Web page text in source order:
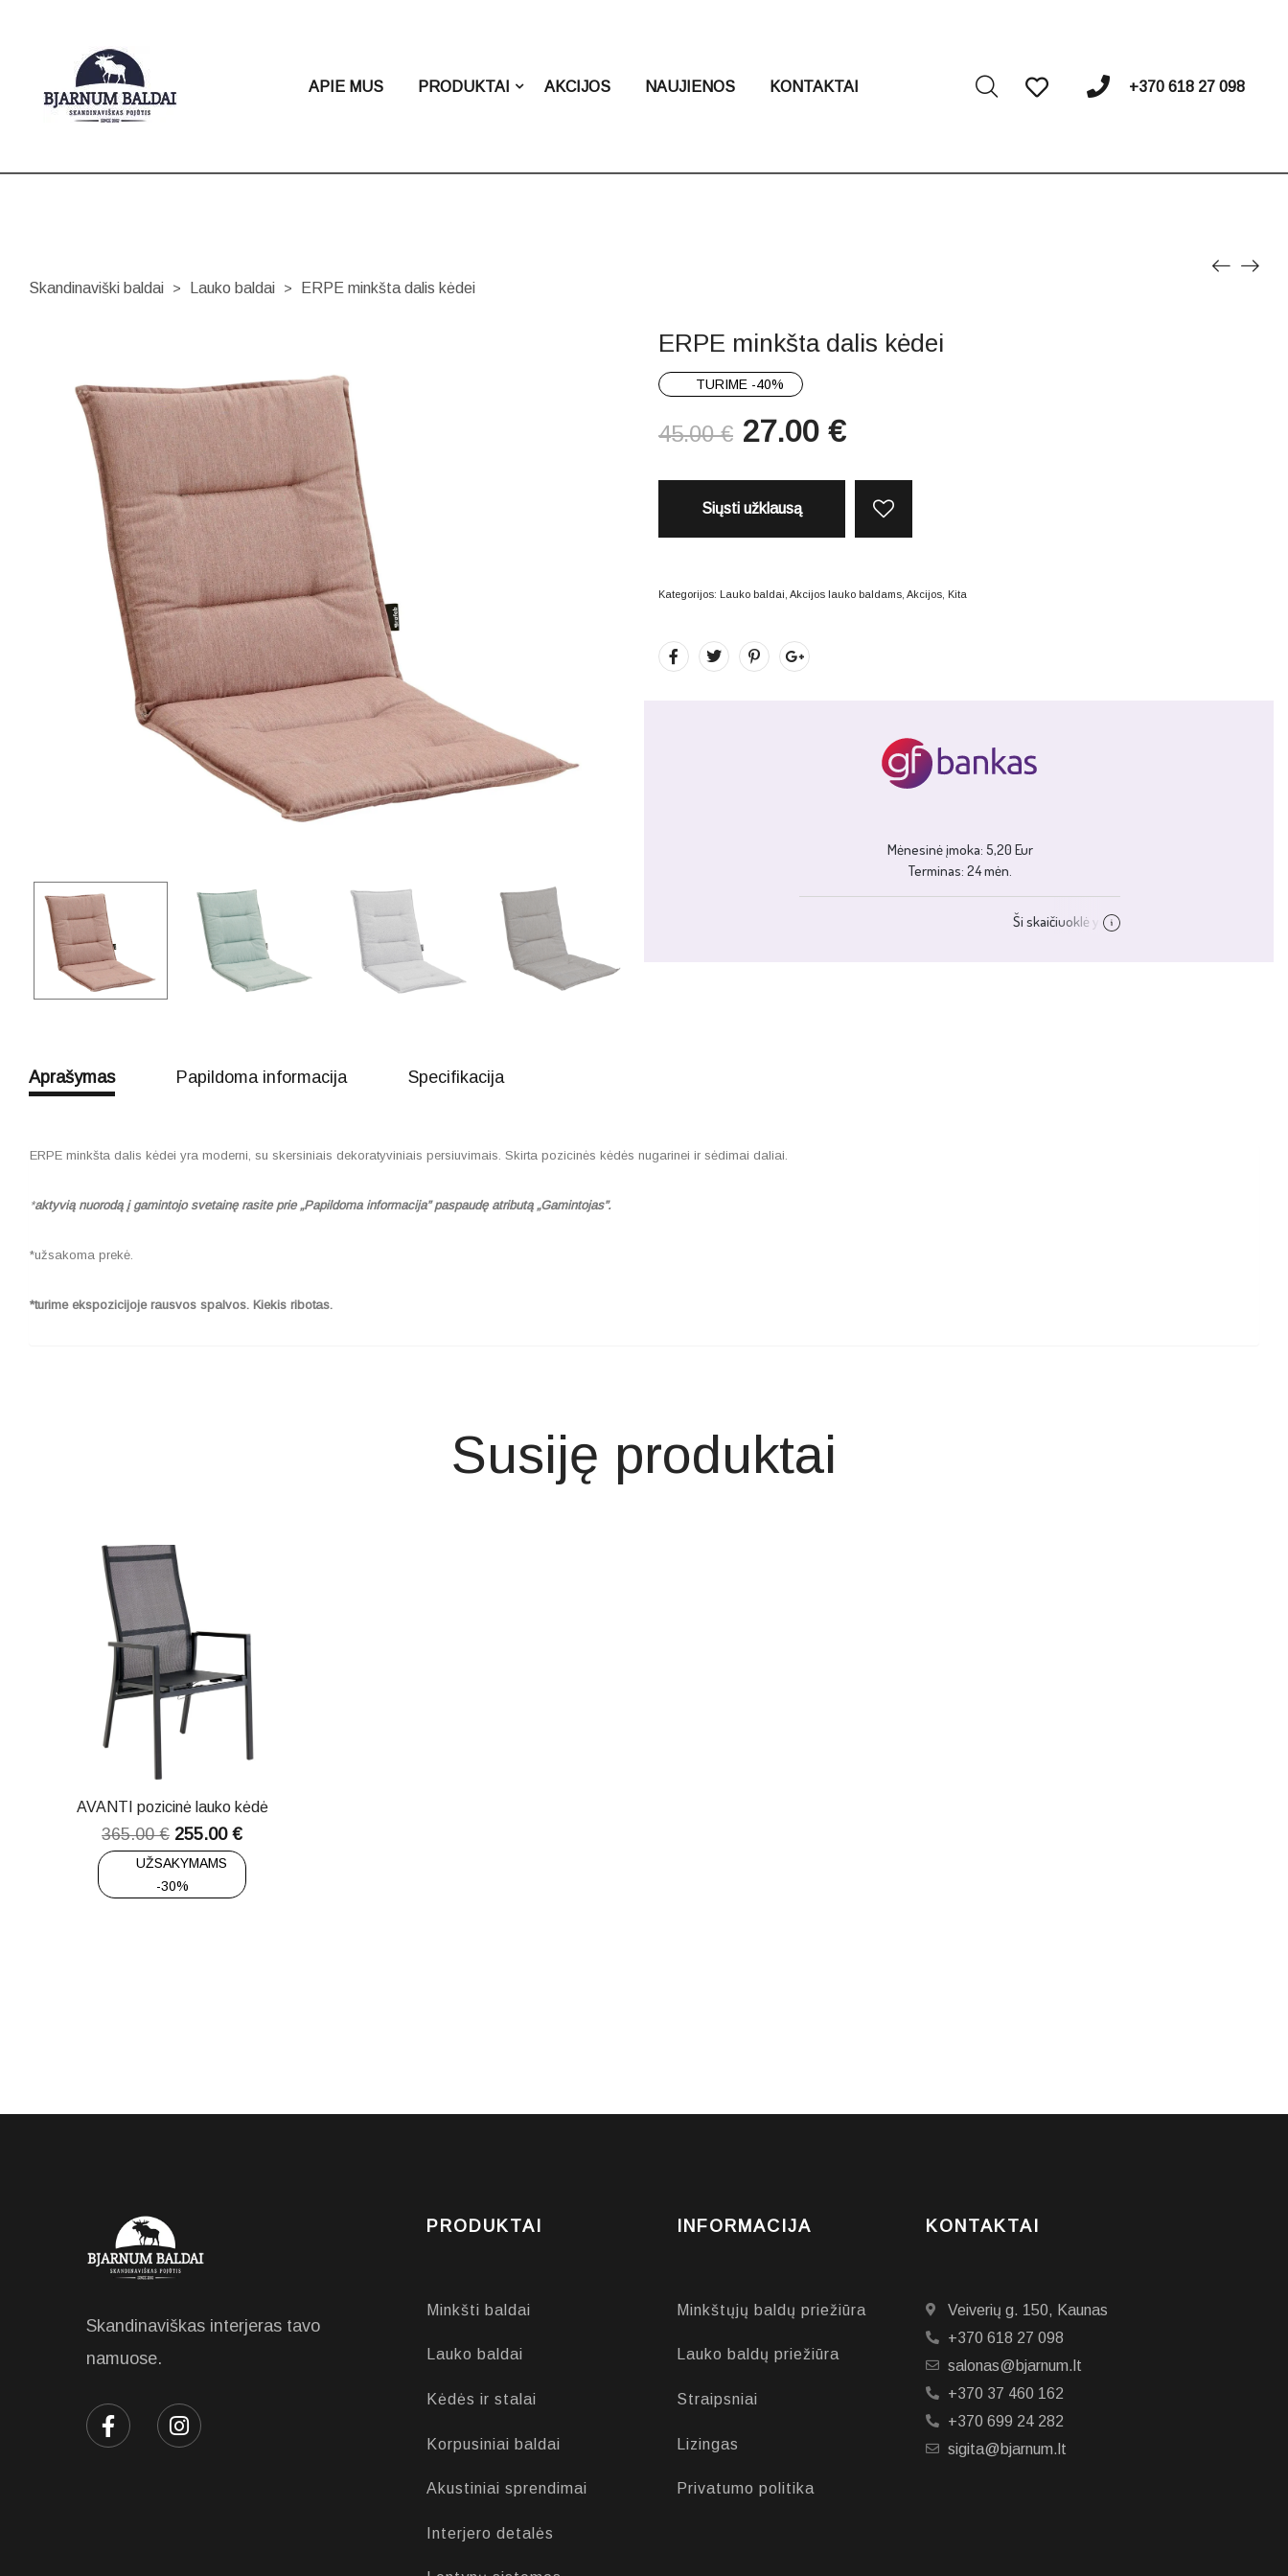
APIE MUS PRODUKTAI AKCIJOS NAUJIENOS KONTAKTAI +370 618 27 098
Skandinaviški baldai > Lauko baldai > ERPE minkšta dalis kėdei
ERPE minkšta dalis kėdei
TURIME -40%
45.00€ 27.00 €
Siųsti užklausą
Kategorijos: Lauko baldai Akcijos lauko baldams Akcijos Kita
Aprašymas Papildoma informacija Specifikacija
ERPE minkšta dalis kėdei yra moderni, su skersiniais dekoratyviniais persiuvimais. Skirta pozicinės kėdės nugarinei ir sėdimai daliai.
*aktyvią nuorodą į gamintojo svetainę rasite prie „Papildoma informacija” paspaudę atributą „Gamintojas”.
*užsakoma prekė.
*turime ekspozicijoje rausvos spalvos. Kiekis ribotas.
Susiję produktai
AVANTI pozicinė lauko kėdė
365.00€ 255.00 €
UŽSAKYMAMS
-30%
Skandinaviškas interjeras tavo
namuose.
PRODUKTAI
Minkšti baldai
Lauko baldai
Kėdės ir stalai
Korpusiniai baldai
Akustiniai sprendimai
Interjero detalės
INFORMACIJA
Minkštųjų baldų priežiūra
Lauko baldų priežiūra
Straipsniai
Lizingas
Privatumo politika
KONTAKTAI
Veiverių g. 150, Kaunas
+370 618 27 098
salonas@bjarnum.lt
+370 37 460 162
+370 699 24 282
sigita@bjarnum.lt